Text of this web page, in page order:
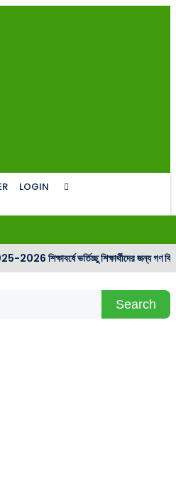
LOGIN
ভর্তিচ্ছু শিক্ষার্থীদের জন্য গণ বিজ্ঞপ্তি
Search